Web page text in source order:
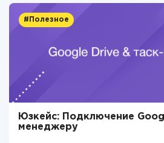
#Полезное
Юзкейс: Подключение
менеджеру